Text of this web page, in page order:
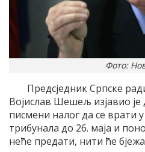
Фото:
Предсједник Српске
Војислав Шешељ изјавио је
писмени налог да се врати
трибунала до 26. маја и
неће предати, нити ће